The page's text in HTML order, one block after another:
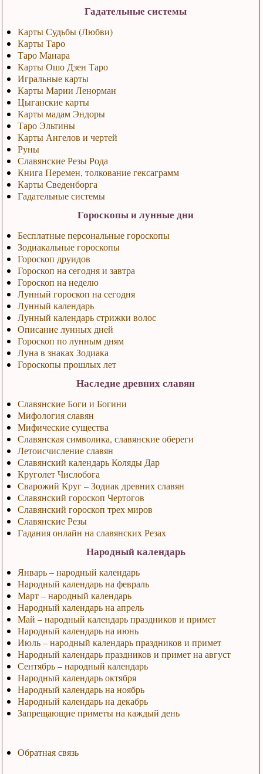
Гадательные системы
Карты Судьбы (Любви)
Карты Таро
Таро Манара
Карты Ошо Дзен Таро
Игральные карты
Карты Марии Ленорман
Цыганские карты
Карты мадам Эндоры
Таро Эльтины
Карты Ангелов и чертей
Руны
Славянские Резы Рода
Книга Перемен, толкование гексаграмм
Карты Сведенборга
Гадательные системы
Гороскопы и лунные дни
Бесплатные персональные гороскопы
Зодиакальные гороскопы
Гороскоп друидов
Гороскоп на сегодня и завтра
Гороскоп на неделю
Лунный гороскоп на сегодня
Лунный календарь
Лунный календарь стрижки волос
Описание лунных дней
Гороскоп по лунным дням
Луна в знаках Зодиака
Гороскопы прошлых лет
Наследие древних славян
Славянские Боги и Богини
Мифология славян
Мифические существа
Славянская символика, славянские обереги
Летоисчисление славян
Славянский календарь Коляды Дар
Круголет Числобога
Сварожий Круг – Зодиак древних славян
Славянский гороскоп Чертогов
Славянский гороскоп трех миров
Славянские Резы
Гадания онлайн на славянских Резах
Народный календарь
Январь – народный календарь
Народный календарь на февраль
Март – народный календарь
Народный календарь на апрель
Май – народный календарь праздников и примет
Народный календарь на июнь
Июль – народный календарь праздников и примет
Народный календарь праздников и примет на август
Сентябрь – народный календарь
Народный календарь октября
Народный календарь на ноябрь
Народный календарь на декабрь
Запрещающие приметы на каждый день
Обратная связь